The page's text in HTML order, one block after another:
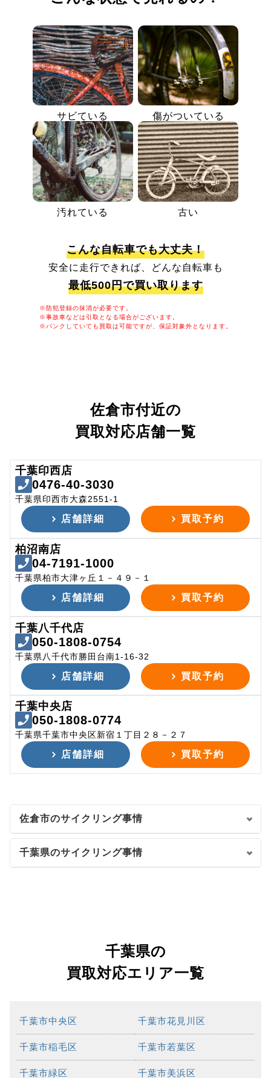
サビている 傷がついている
汚れている 古い
こんな自転車でも大丈夫！
安全に走行できれば、どんな自転車も
最低500円で買い取ります
※防犯登録の抹消が必要です。
※事故車などは引取となる場合がございます。
※パンクしていても買取は可能ですが、保証対象外となります。
佐倉市付近の
買取対応店舗一覧
千葉印西店
0476-40-3030
千葉県印西市大森2551-1
店舗詳細 買取予約
柏沼南店
04-7191-1000
千葉県柏市大津ヶ丘１－４９－１
店舗詳細 買取予約
千葉八千代店
050-1808-0754
千葉県八千代市勝田台南1-16-32
店舗詳細 買取予約
千葉中央店
050-1808-0774
千葉県千葉市中央区新宿１丁目２８－２７
店舗詳細 買取予約
佐倉市のサイクリング事情
千葉県のサイクリング事情
千葉県の
買取対応エリア一覧
千葉市中央区 千葉市花見川区
千葉市稲毛区 千葉市若葉区
千葉市緑区 千葉市美浜区